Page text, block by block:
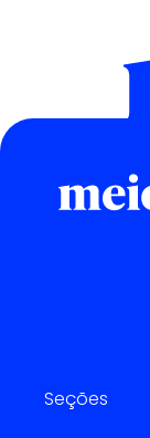
Seções